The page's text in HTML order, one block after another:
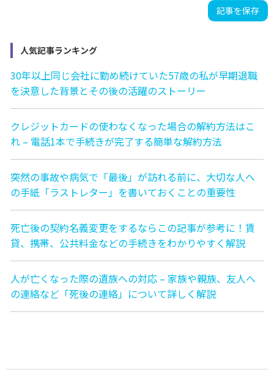
記事を保存
人気記事ランキング
30年以上同じ会社に勤め続けていた57歳の私が早期退職
を決意した背景とその後の活躍のストーリー
クレジットカードの使わなくなった場合の解約方法はこ
れ – 電話1本で手続きが完了する簡単な解約方法
突然の事故や病気で「最後」が訪れる前に、大切な人へ
の手紙「ラストレター」を書いておくことの重要性
死亡後の契約名義変更をするならこの記事が参考に！賃
貸、携帯、公共料金などの手続きをわかりやすく解説
人が亡くなった際の遺族への対応 – 家族や親族、友人へ
の連絡など「死後の連絡」について詳しく解説